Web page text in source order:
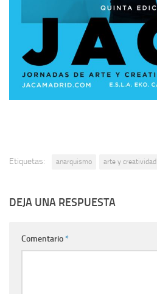
Etiquetas: anarquismo arte y creatividad
DEJA UNA RESPUESTA
Comentario*